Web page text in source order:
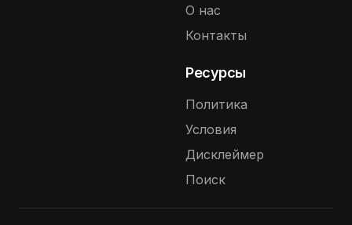
О нас
Контакты
Ресурсы
Политика
Условия
Дисклеймер
Поиск